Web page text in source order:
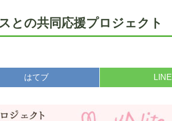
との共同応援プロジェクト
はてブ LINE